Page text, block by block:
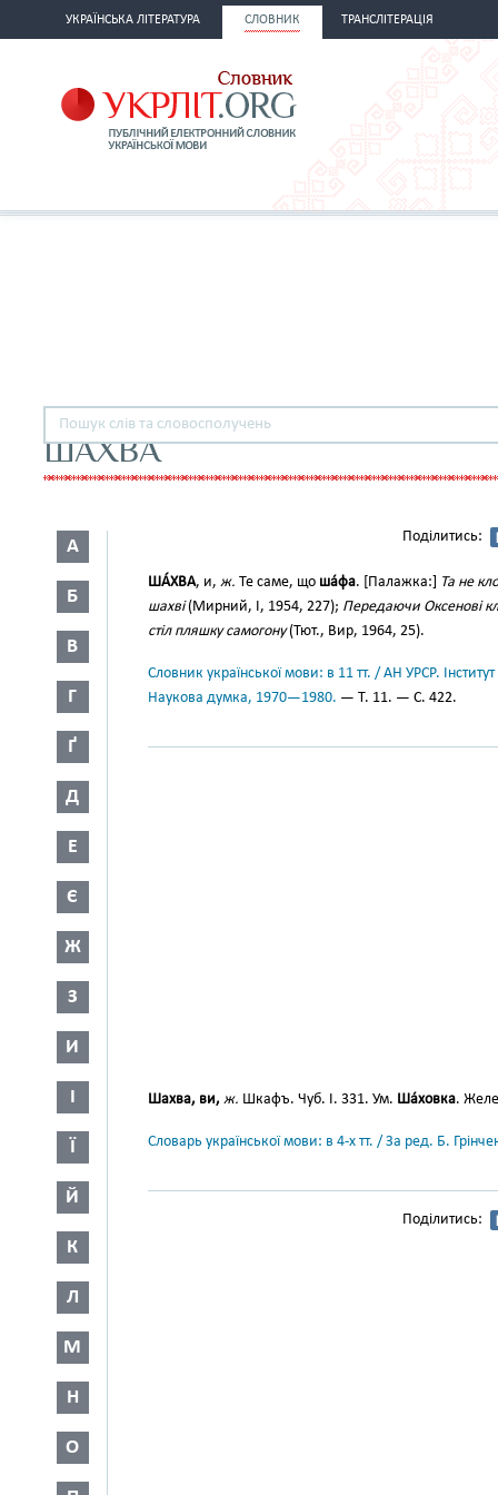
УКРАЇНСЬКА ЛІТЕРАТУРА СЛОВНИК ТРАНСЛІТЕРАЦІЯ
ШАХВА
А
Б
В
Г
Ґ
Д
Е
Є
Ж
З
И
І
Ї
Й
К
Л
М
Н
О
Поділитись:
ША́ХВА, и, ж. Те саме, що ша́фа. [Палажка:]
Та не
шахві(Мирний, I, 1954, 227); Передаючи Оксенові
стіл пляшку самогону(Тют., Вир, 1964, 25).
Словник української мови: в 11 тт. / АН УРСР.
Наукова думка, 1970—1980. — Т. 11. — С. 422.
Шахва, ви, ж. Шкафъ. Чуб. І. 331. Ум. Ша́ховка.
Словарь української мови: в 4-х тт. / За ред. Б.
Поділитись: